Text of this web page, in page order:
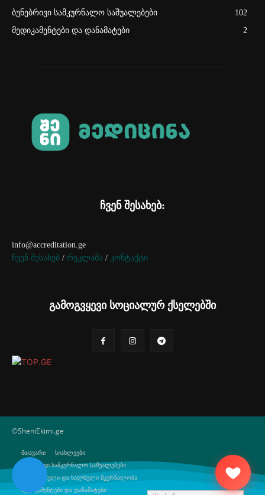
ბუნებრივი სამკურნალო საშუალებები
102
მედიკამენტები და დანამატები
2
ჩვენ შესახებ:
info@accreditation.ge
ჩვენ შესახებ / რეკლამა / კონტაქტი
გამოგვყევი სოციალურ ქსელებში
©SheniEkimi.ge
მთავარი
სიახლეები
ბუნებრივი სამკურნალო საშუალებები
ტრადიციული და ხალხული მკურნალობა
მედიკამენტები და დანამატები